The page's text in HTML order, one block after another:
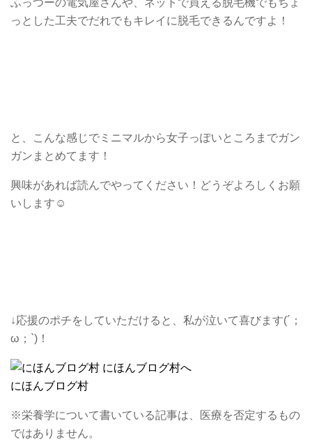
っとした工夫でだれでもキレイに脱毛できるんですよ！
と、こんな感じでミニマルから女子っぽいところまでガン
ガンまとめてます！
興味があれば読んでやってください！どうぞよろしくお願
いします☺
↓応援のポチをしていただけると、私が泣いて喜びます(´；
ω；`)！
にほんブログ村
※栄養学について書いている記事は、医療を否定するもの
ではありません。